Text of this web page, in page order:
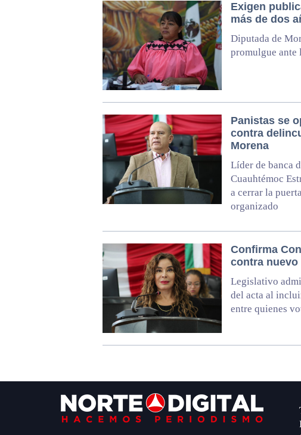
Exigen
más de dos
Diputada de
promulgue ante
Panistas se
contra
Morena
Líder de banca
Cuauhtémoc
a cerrar la
organizado
Confirma
contra nuevo
Legislativo
del acta al
entre quienes